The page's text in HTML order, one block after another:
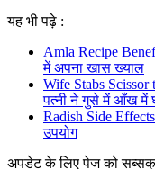
यह भी पढ़े :
Amla Recipe
में अपना खास ख्याल
Wife Stabs
पत्नी ने गुसे में आँख में
Radish Side
उपयोग
अपडेट के लिए पेज को